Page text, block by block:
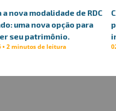
a nova modalidade de RDC
uma nova opção para
seu patrimônio.
• 2 minutos de leitura